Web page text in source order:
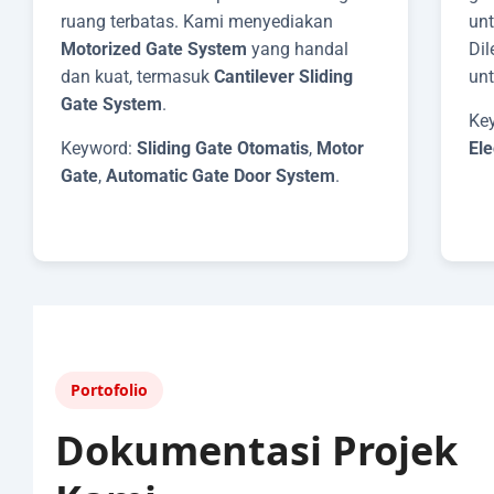
ruang terbatas. Kami menyediakan
Motorized Gate System yang handal
dan kuat, termasuk Cantilever Sliding
Gate System.
Keyword: Sliding Gate Otomatis, Motor
Gate, Automatic Gate Door System.
Portofolio
Dokumentasi Projek